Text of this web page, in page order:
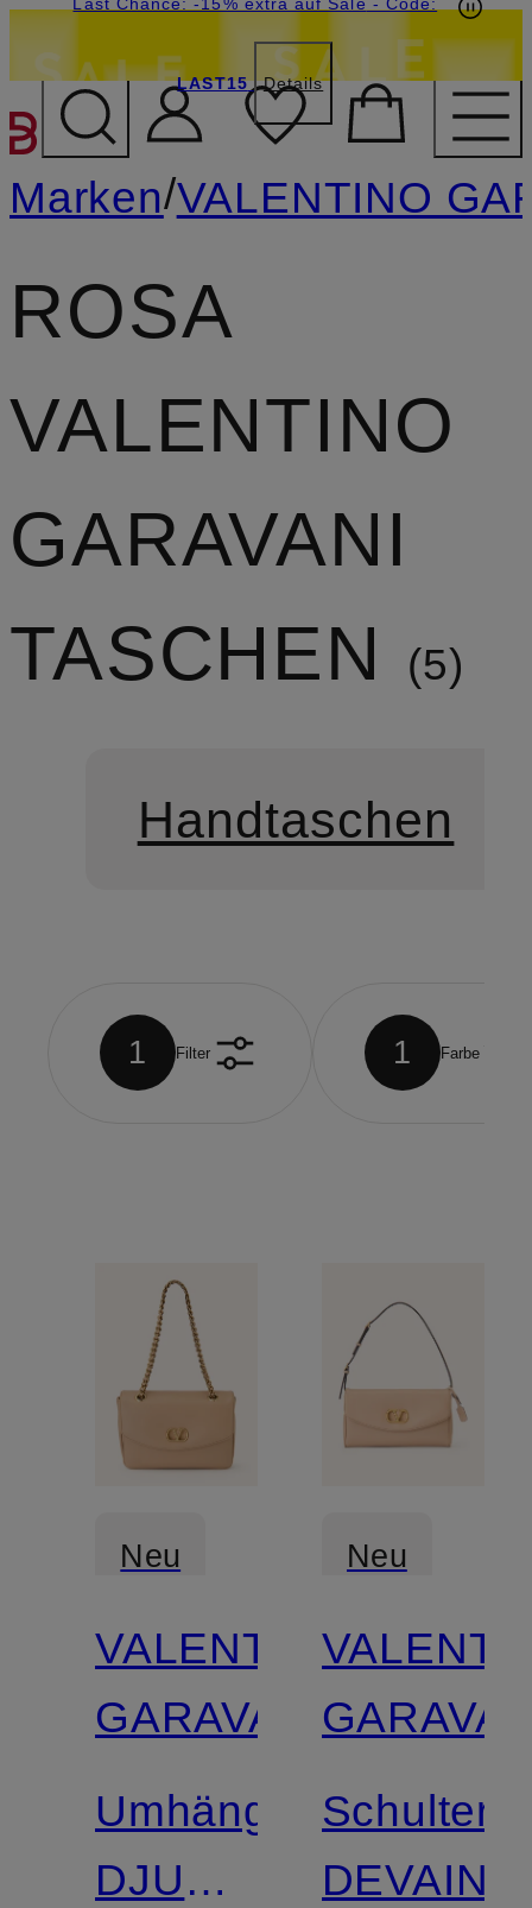
ZUM HAUPTINHALT
LAST15 Details
Marken/VALENTINO
ROSA
VALENTINO
GARAVANI
TASCHEN
5
Handtaschen
1 Filter 1 Farbe
Neu
VALENTINO
GARAVANI
Umhängetasche
DJUNA
Neu
DEVAIN